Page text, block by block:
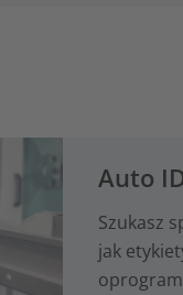
Auto
Szukasz
jak